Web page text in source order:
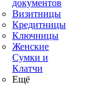
документов
Визитницы
Кредитницы
Ключницы
Женские
Сумки и
Клатчи
Ещё